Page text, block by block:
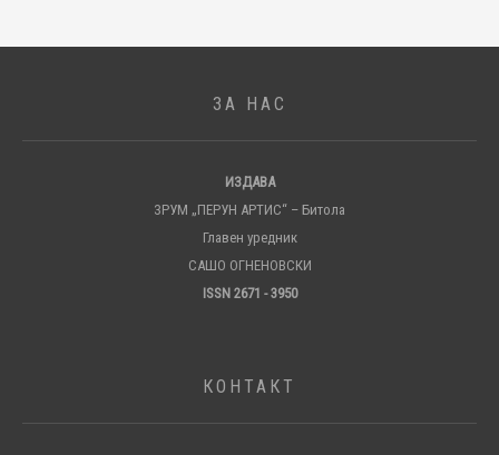
ЗА НАС
ИЗДАВА
ЗРУМ „ПЕРУН АРТИС“ – Битола
Главен уредник
САШО ОГНЕНОВСКИ
ISSN 2671 - 3950
КОНТАКТ